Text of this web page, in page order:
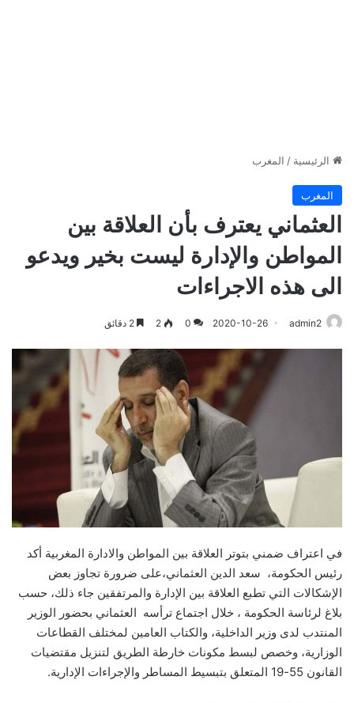
الرئيسية / المغرب
المغرب
العثماني يعترف بأن العلاقة بين
المواطن والإدارة ليست بخير ويدعو
الى هذه الاجراءات
admin2
2020-10-26
0
2
في اعتراف ضمني بتوتر العلاقة بين المواطن والادارة المغربية أكد
رئيس الحكومة، سعد الدين العثماني،على ضرورة تجاوز بعض
الإشكالات التي تطبع العلاقة بين الإدارة والمرتفقين جاء ذلك، حسب
بلاغ لرئاسة الحكومة ، خلال اجتماع ترأسه العثماني بحضور الوزير
المنتدب لدى وزير الداخلية، والكتاب العامين لمختلف القطاعات
الوزارية، وخصص لبسط مكونات خارطة الطريق لتنزيل مقتضيات
القانون 55-19 المتعلق بتبسيط المساطر والإجراءات الإدارية.